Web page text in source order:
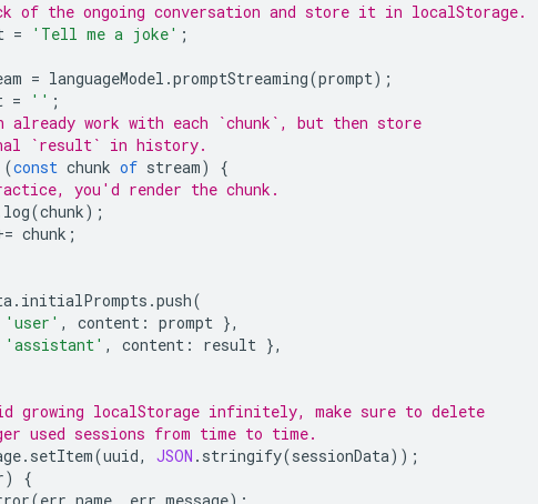
of the ongoing conversation and store it in localStorage.
= 'Tell me a joke' ;
= languageModel .promptStreaming(prompt);
= '' ;
already work with each `chunk`, but then store
`result` in history.
(const chunk of stream)
{
you'd render the chunk.
log(chunk);
chunk ;
. initialPrompts .push(
'user' , content : prompt },
'assistant' , content : result },
growing localStorage infinitely, make sure to delete
used sessions from time to time.
. setItem(uuid, JSON . stringify(sessionData));
)
{